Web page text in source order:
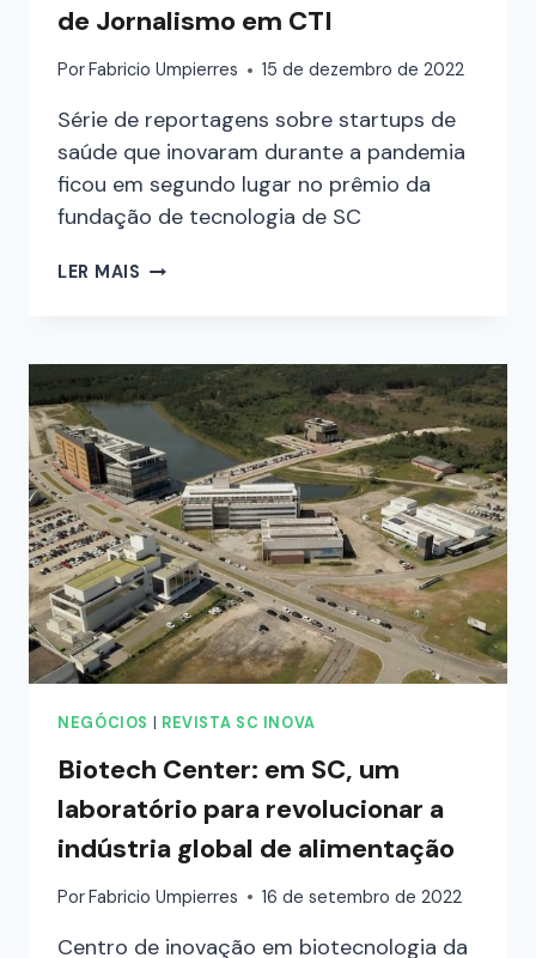
de Jornalismo em CTI
Por Fabricio Umpierres 15 de dezembro de 2022
Série de reportagens sobre startups de
saúde que inovaram durante a pandemia
ficou em segundo lugar no prêmio da
fundação de tecnologia de SC
LER MAIS
NEGÓCIOS REVISTA SC INOVA
Biotech Center: em SC, um
laboratório para revolucionar a
indústria global de alimentação
PorFabricio Umpierres 16 de setembro de 2022
Centro de inovação em biotecnologia da